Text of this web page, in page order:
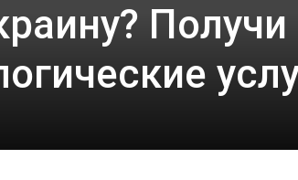
Получи